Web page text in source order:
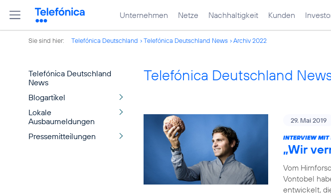
Unternehmen Netze Nachhaltigkeit Kunden
Sie sind hier: Telefónica Deutschland Telefónica Deutschland News Archiv 2022
Telefónica Deutschland
News
Blogartikel
Lokale
Ausbaumeldungen
Pressemitteilungen
Telefónica Deutschland
29. Mai 2019
INTERVIEW
„Wir
Vom
Vontobel
entwickelt,